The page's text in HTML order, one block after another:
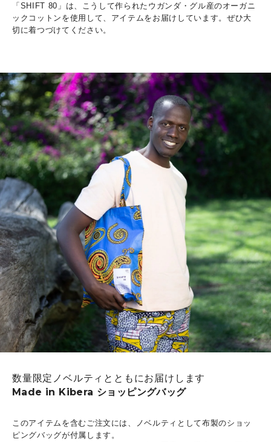
「SHIFT 80」は、こうして作られたウガンダ・グル産のオーガニ
ックコットンを使用して、アイテムをお届けしています。ぜひ大
切に着つづけてください。
数量限定ノベルティとともにお届けします
Made in Kibera ショッピングバッグ
このアイテムを含むご注文には、ノベルティとして布製のショッ
ピングバッグが付属します。